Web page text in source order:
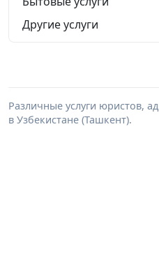
Другие услуги
Различные услуги юристов,
в Узбекистане (Ташкент).